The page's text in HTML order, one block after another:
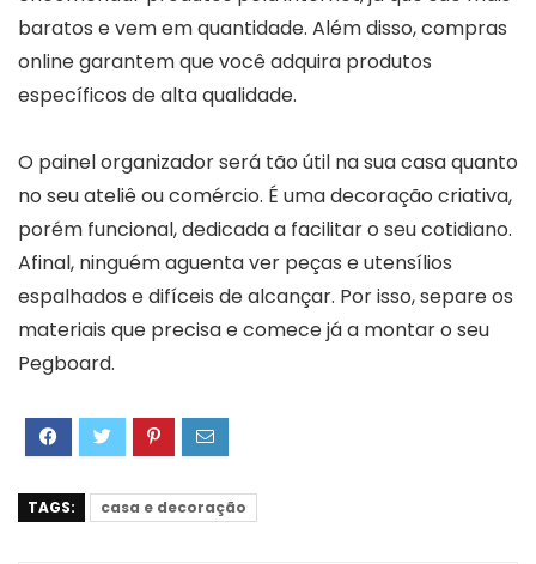
baratos e vem em quantidade. Além disso, compras
online garantem que você adquira produtos
específicos de alta qualidade.
O painel organizador será tão útil na sua casa quanto
no seu ateliê ou comércio. É uma decoração criativa,
porém funcional, dedicada a facilitar o seu cotidiano.
Afinal, ninguém aguenta ver peças e utensílios
espalhados e difíceis de alcançar. Por isso, separe os
materiais que precisa e comece já a montar o seu
Pegboard.
TAGS: casa e decoração